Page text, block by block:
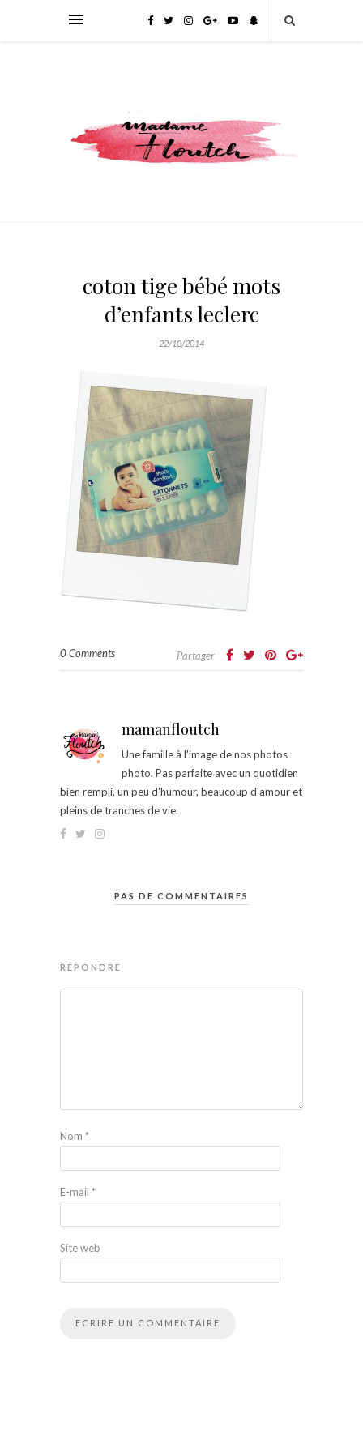
coton tige bébé mots
d’enfants leclerc
22/10/2014
0 Comments Partager
mamanfloutch
Une famille à l'image de nos photos
photo. Pas parfaite avec un quotidien
bien rempli, un peu d'humour, beaucoup d'amour et
pleins de tranches de vie.
PAS DE COMMENTAIRES
RÉPONDRE
Nom *
E-mail *
Site web